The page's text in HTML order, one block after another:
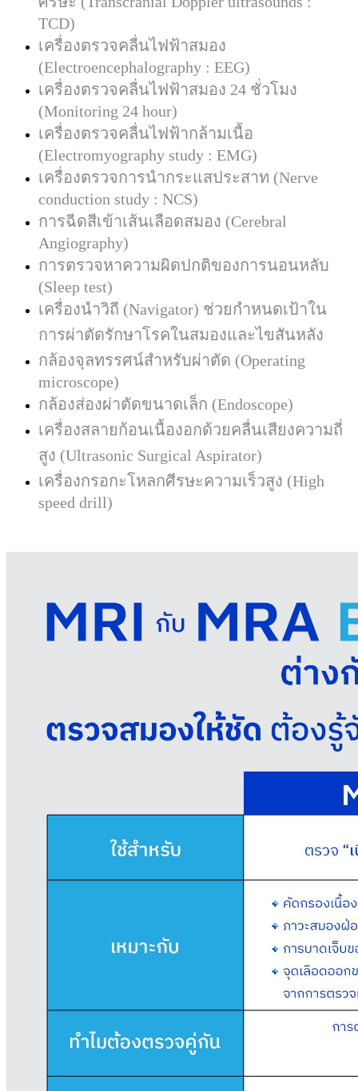
TCD)
เครื่องตรวจคลื่นไฟฟ้าสมอง
(Electroencephalography : EEG)
เครื่องตรวจคลื่นไฟฟ้าสมอง 24 ชั่วโมง
(Monitoring 24 hour)
เครื่องตรวจคลื่นไฟฟ้ากล้ามเนื้อ
(Electromyography study : EMG)
เครื่องตรวจการนำกระแสประสาท (Nerve
conduction study : NCS)
การฉีดสีเข้าเส้นเลือดสมอง (Cerebral
Angiography)
การตรวจหาความผิดปกติของการนอนหลับ
(Sleep test)
เครื่องนำวิถี (Navigator) ช่วยกำหนดเป้าใน
การผ่าตัดรักษาโรคในสมองและไขสันหลัง
กล้องจุลทรรศน์สำหรับผ่าตัด (Operating
microscope)
กล้องส่องผ่าตัดขนาดเล็ก (Endoscope)
เครื่องสลายก้อนเนื้องอกด้วยคลื่นเสียงความถี่
สูง (Ultrasonic Surgical Aspirator)
เครื่องกรอกะโหลกศีรษะความเร็วสูง (High
speed drill)